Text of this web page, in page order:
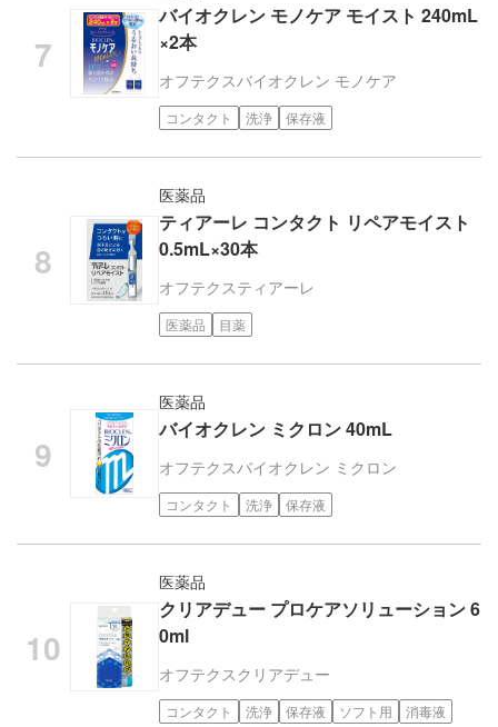
バイオクレン モノケア モイスト 240mL
×2本
オフテクスバイオクレン モノケア
コンタクト 洗浄 保存液
医薬品
ティアーレ コンタクト リペアモイスト
0.5mL×30本
オフテクスティアーレ
医薬品 目薬
医薬品
バイオクレン ミクロン 40mL
オフテクスバイオクレン ミクロン
コンタクト 洗浄 保存液
医薬品
クリアデュー プロケアソリューション 6
0ml
オフテクス クリアデュー
コンタクト 洗浄 保存液 ソフト用 消毒液